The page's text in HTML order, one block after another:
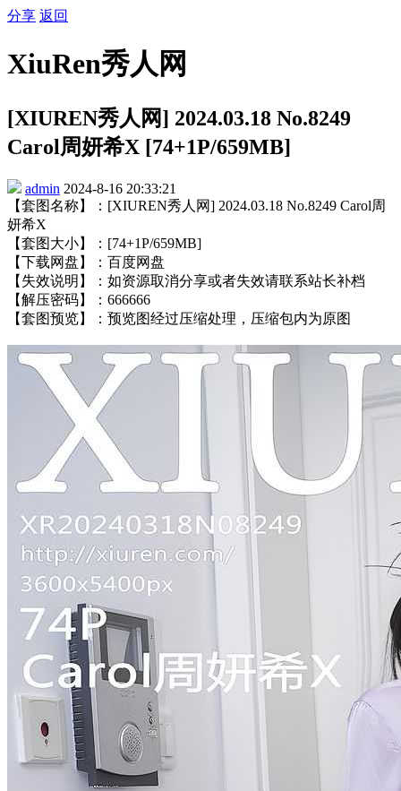
分享 返回
XiuRen秀人网
[XIUREN秀人网] 2024.03.18 No.8249
Carol周妍希X [74+1P/659MB]
admin 2024-8-16 20:33:21
【套图名称】：[XIUREN秀人网] 2024.03.18 No.8249 Carol周
妍希X
【套图大小】：[74+1P/659MB]
【下载网盘】：百度网盘
【失效说明】：如资源取消分享或者失效请联系站长补档
【解压密码】：666666
【套图预览】：预览图经过压缩处理，压缩包内为原图